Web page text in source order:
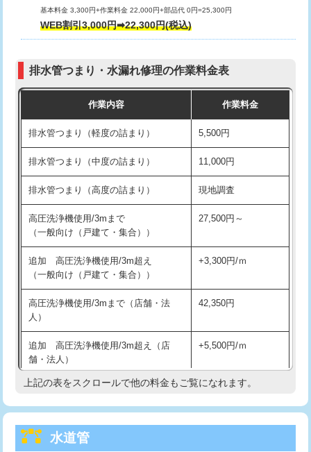
モルタル補修（厚さ10㎝超え）
追加人工 16,500円
現場見積
※給水管工事は20mmまでの価格です。
交換・取付(排水栓・排水トラップ
交換・取付（その他部品） 11,000円+材料費
持込商品取付（単水栓） 13,200円
持込商品取付（混合水栓） 16,500円
持込商品取付（浄水器・分岐水栓） 16,500円
給水管工事※（ホール加工) 16,500円
給水管工事※（バンド止め) 3,300円
給水管工事※（支持金具設置)
給水管工事※（保温材使用（バンド止
め込み）)
5,500円
給水管工事※（土の掘削・埋め戻し作
業)
11,000円
給水管工事※（塩ビ管（VP・HI）使
用/3ｍまで)
33,000円
給水管工事※（塩ビ管（VP・HI）使
+8,800円
給水管工事※（ライニング鋼管・銅
管・ポリ管・HT管使用/3ｍまで)
基本料金 3,300円+作業料金 22,000円+部品代 0円=25,300円
WEB割引3,000円➡22,300円(税込)
排水管つまり・水漏れ修理の作業料金表
作業内容 作業料金
排水管つまり（軽度の詰まり） 5,500円
排水管つまり（中度の詰まり） 11,000円
排水管つまり（高度の詰まり） 現地調査
高圧洗浄機使用/3mまで
（一般向け（戸建て・集合））
27,500円～
追加 高圧洗浄機使用/3m超え
（一般向け（戸建て・集合））
+3,300円/ｍ
高圧洗浄機使用/3mまで（店舗・法
人）
42,350円
追加 高圧洗浄機使用/3m超え（店
舗・法人）
+5,500円/ｍ
高度高圧洗浄換 現地調査
トーラー機使用/3mまで
上記の表をスクロールで他の料金もご覧になれます。
水道管